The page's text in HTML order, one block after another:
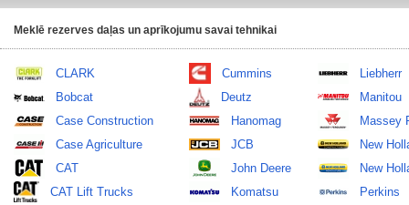
Meklē rezerves daļas un aprīkojumu savai tehnikai
CLARK
Bobcat
Case Construction
Case Agriculture
CAT
CAT Lift Trucks
Cummins
Deutz
Hanomag
JCB
John Deere
Komatsu
Liebherr
Manitou
Massey
New
New
Perkins